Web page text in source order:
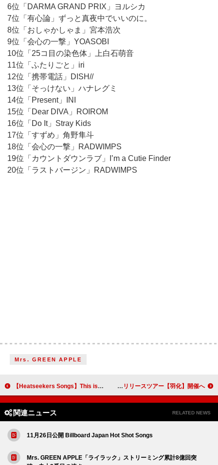
6位「DARMA GRAND PRIX」ヨルシカ
7位「有心論」ずっと真夜中でいいのに。
8位「おしゃかしゃま」宮本浩次
9位「会心の一撃」YOASOBI
10位「25コ目の染色体」上白石萌音
11位「ふたりごと」iri
12位「携帯電話」DISH//
13位「そっけない」ハナレグミ
14位「Present」INI
15位「Dear DIVA」ROIROM
16位「Do It」Stray Kids
17位「すずめ」角野隼斗
18位「会心の一撃」RADWIMPS
19位「カウントダウンラブ」I’m a Cutie Finder
20位「ラストバージン」RADWIMPS
Mrs. GREEN APPLE
【Heatseekers Songs】This is LAST「シェイプシフター」2連覇 T字路sら初登場 yama、コンセプトEP『C.U.T』2026年3月に配信決定＆リリースツアー【羽化】開催へ
関連ニュース RELATED NEWS
11月26日公開 Billboard Japan Hot Shot Songs
Mrs. GREEN APPLE「ライラック」ストリーミング累計8億回突